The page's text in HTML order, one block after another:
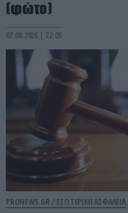
(φώτο)
07.08.2026 | 22:05
PRONEWS.GR / ΕΣΩΤΕΡΙΚΗ ΑΣΦΑΛΕΙΑ